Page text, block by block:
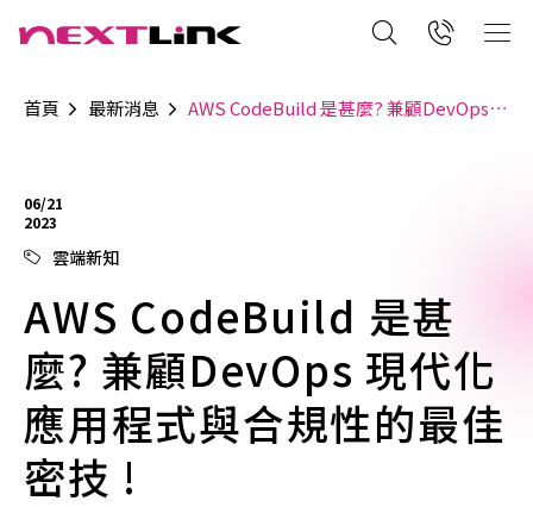
首頁 最新消息 AWS CodeBuild 是甚麼? 兼顧DevOps 現代化應用程式與合規性的最佳密技 !
06/21
2023
雲端新知
AWS CodeBuild 是甚
麼? 兼顧DevOps 現代化
應用程式與合規性的最佳
密技 !